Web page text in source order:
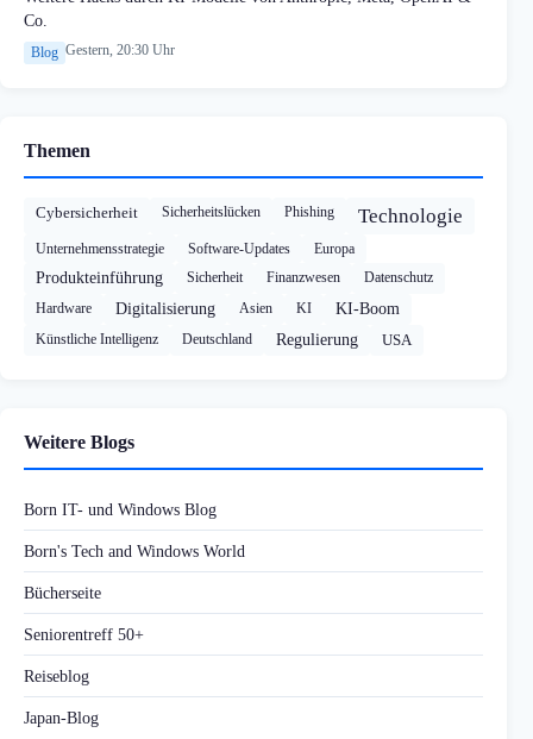
Co.
Blog Gestern, 20:30 Uhr
Themen
Cybersicherheit Sicherheitslücken Phishing Technologie
Unternehmensstrategie Software-Updates Europa
Produkteinführung Sicherheit Finanzwesen
Datenschutz
Hardware
Digitalisierung Asien KI KI-Boom
Künstliche Intelligenz Deutschland Regulierung USA
Weitere Blogs
Born IT- und Windows Blog
Born's Tech and Windows World
Bücherseite
Seniorentreff 50+
Reiseblog
Japan-Blog